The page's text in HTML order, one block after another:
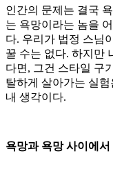
인간의 문제는 결국
는 욕망이라는 놈을
다. 우리가 법정 스님
꿀 수는 없다. 하지만
다면, 그건 스타일 구
탈하게 살아가는 실
내 생각이다.
욕망과 욕망 사이에